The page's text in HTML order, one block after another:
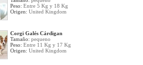
Peso: Entre 5 Kg y 18 Kg
Origen: United Kingdom
Corgi Galés Cárdigan
Tamaño: pequeno
Peso: Entre 11 Kg y 17 Kg
Origen: United Kingdom